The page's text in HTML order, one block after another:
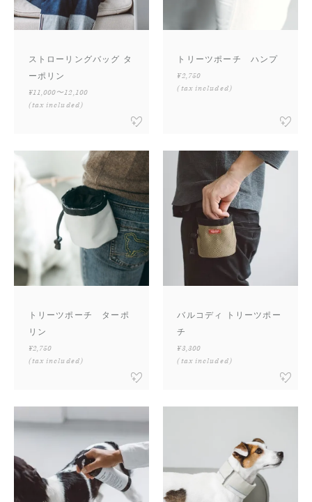
ストローリングバッグ タ
ーポリン
¥11,000〜12,100
(tax included)
トリーツポーチ ハンプ
¥2,750
(tax included)
トリーツポーチ ターポ
リン
¥2,750
(tax included)
バルコディ トリーツポー
チ
¥3,300
(tax included)